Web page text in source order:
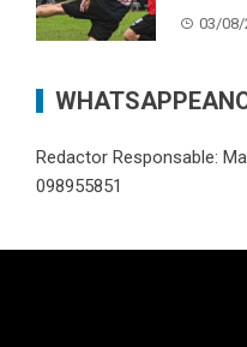
03/08/
Redactor Responsable:
098955851